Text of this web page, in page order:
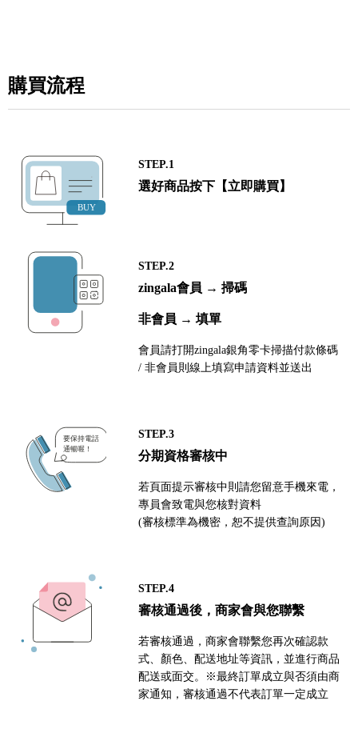
購買流程
STEP.1
選好商品按下【立即購買】
STEP.2
zingala會員 → 掃碼
非會員 → 填單
會員請打開zingala銀角零卡掃描付款條碼
/ 非會員則線上填寫申請資料並送出
STEP.3
分期資格審核中
若頁面提示審核中則請您留意手機來電，
專員會致電與您核對資料
(審核標準為機密，恕不提供查詢原因)
STEP.4
審核通過後，商家會與您聯繫
若審核通過，商家會聯繫您再次確認款
式、顏色、配送地址等資訊，並進行商品
配送或面交。※最終訂單成立與否須由商
家通知，審核通過不代表訂單一定成立